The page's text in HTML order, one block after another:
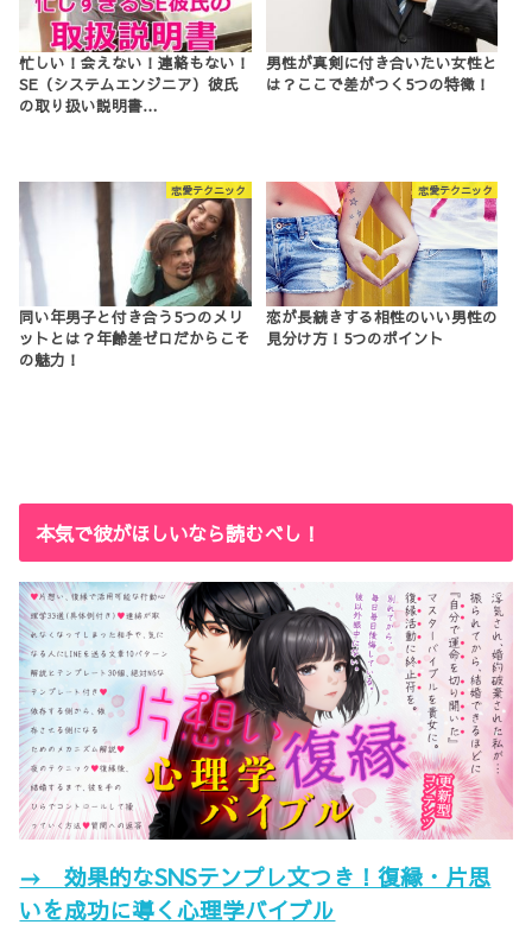
忙しい！会えない！連絡もない！
SE（システムエンジニア）彼氏
の取り扱い説明書…
男性が真剣に付き合いたい女性と
は？ここで差がつく5つの特徴！
恋愛テクニック
同い年男子と付き合う5つのメリ
ットとは？年齢差ゼロだからこそ
の魅力！
恋愛テクニック
恋が長続きする相性のいい男性の
見分け方！5つのポイント
本気で彼がほしいなら読むべし！
→ 効果的なSNSテンプレ文つき！復縁・片思
いを成功に導く心理学バイブル